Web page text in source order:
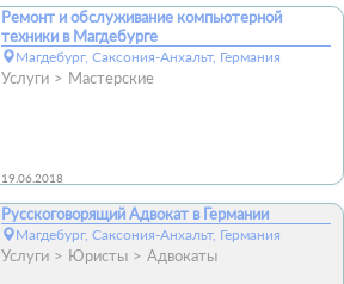
Ремонт и обслуживание компьютерной
техники в Магдебурге
Магдебург, Саксония-Анхальт, Германия
Услуги Мастерские
19.06.2018
Русскоговорящий Адвокат в Германии
Магдебург, Саксония-Анхальт, Германия
Услуги Юристы Адвокаты